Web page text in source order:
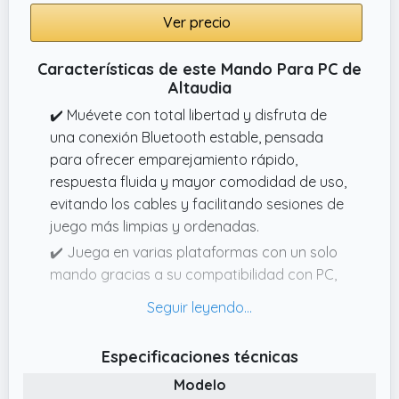
70%, 30%, 0%) ajustables para una
experiencia personalizada
Ver precio
Características de este Mando Para PC de
Altaudia
✔️ Muévete con total libertad y disfruta de
una conexión Bluetooth estable, pensada
para ofrecer emparejamiento rápido,
respuesta fluida y mayor comodidad de uso,
evitando los cables y facilitando sesiones de
juego más limpias y ordenadas.
✔️ Juega en varias plataformas con un solo
mando gracias a su compatibilidad con PC,
para gamers que alternan dispositivos y
cambiar de control en cada partida.
✔️ Disfruta de sesiones más cómodas con un
Especificaciones técnicas
Modelo